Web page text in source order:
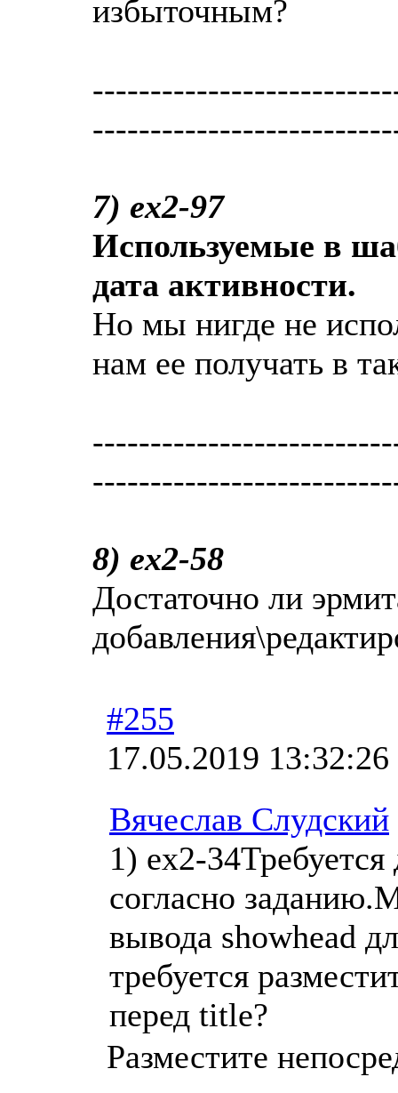
избыточным?
7) ex2-97
Используемые в
дата активности.
Но мы нигде не
нам ее получать в
8) ex2-58
Достаточно ли
#255
17.05.2019 13:32:26
Вячеслав Слудский
1) ex2-
согласно
вывода showhead
требуется
перед title?
Разместите